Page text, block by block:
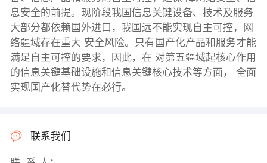
息安全的前提。现阶段我国信息关键设备、技术及服务
大部分都依赖国外进口，我国远不能实现自主可控，网
络疆域存在重大 安全风险。只有国产化产品和服务才能
满足自主可控的要求，因此，在 对第五疆域起核心作用
的信息关键基础设施和信息关键核心技术等方面， 全面
实现国产化替代势在必行。
联系我们